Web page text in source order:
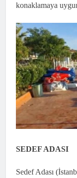
konaklamaya
SEDEF ADASI
Sedef Adası